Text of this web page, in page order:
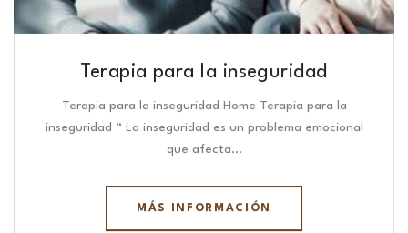
Terapia para la inseguridad
Terapia para la inseguridad Home Terapia para la
inseguridad “ La inseguridad es un problema emocional
que afecta…
MÁS INFORMACIÓN